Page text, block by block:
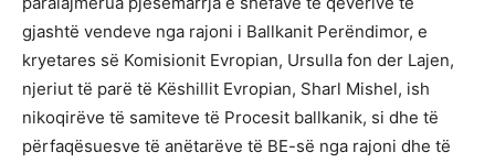
gjashtë vendeve nga rajoni i Ballkanit Perëndimor, e
kryetares së Komisionit Evropian, Ursulla fon der Lajen,
njeriut të parë të Këshillit Evropian, Sharl Mishel, ish
nikoqirëve të samiteve të Procesit ballkanik, si dhe të
përfaqësuesve të anëtarëve të BE-së nga rajoni dhe të